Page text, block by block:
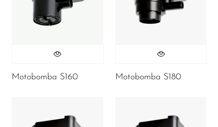
Motobomba S160 Motobomba S180